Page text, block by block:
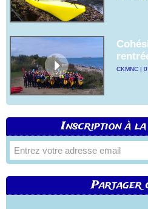
CKMNC |
Inscription à
Partager